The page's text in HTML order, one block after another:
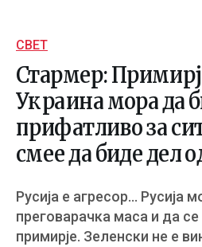
СВЕТ
Стармер:
Украина мора да
прифатливо за
смее да биде дел
Русија е агресор… Русија
преговарачка маса и да се
примирје. Зеленски не е